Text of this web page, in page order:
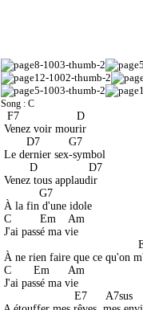
Song : C
  F7                  D
Venez voir mourir
        D7         G7
Le dernier sex-symbol
         D                D7
Venez tous applaudir
            G7
À la fin d'une idole
C         Em    Am
J'ai passé ma vie
À ne rien faire que ce qu'on
C       Em      Am
J'ai passé ma vie
                       E7      A7sus